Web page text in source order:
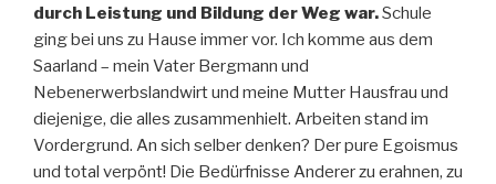
durch Leistung und Bildung der Weg war.Schule
ging bei uns zu Hause immer vor. Ich komme aus dem
Saarland – mein Vater Bergmann und
Nebenerwerbslandwirt und meine Mutter Hausfrau und
diejenige, die alles zusammenhielt. Arbeiten stand im
Vordergrund. An sich selber denken? Der pure Egoismus
und total verpönt! Die Bedürfnisse Anderer zu erahnen, zu